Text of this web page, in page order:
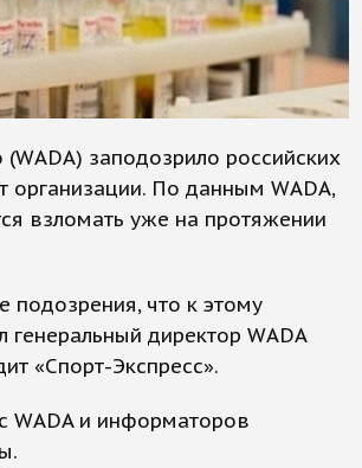
заподозрило российских
организации. По данным WADA,
взломать уже на протяжении
подозрения, что к этому
генеральный директор WADA
«Спорт-Экспресс».
WADA и информаторов